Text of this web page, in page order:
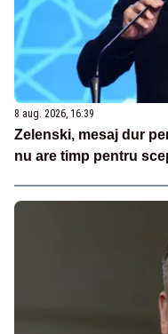
8 aug. 2026, 16:39
Zelenski, mesaj dur
nu are timp pentru